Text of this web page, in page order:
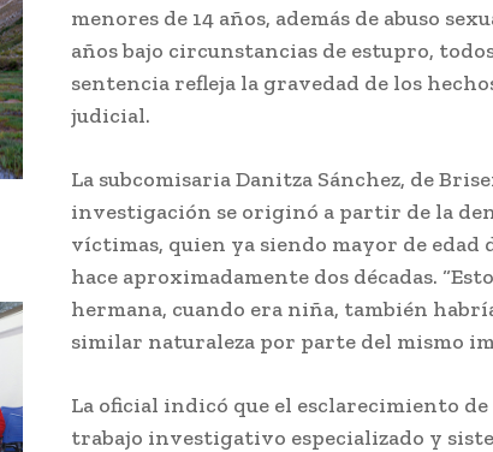
menores de 14 años, además de abuso
años bajo circunstancias de estupro,
sentencia refleja la gravedad de los
judicial.
La subcomisaria Danitza Sánchez, de
investigación se originó a partir de la
víctimas, quien ya siendo mayor de
hace aproximadamente dos décadas.
hermana, cuando era niña, también
similar naturaleza por parte del mismo
La oficial indicó que el esclarecimiento de
trabajo investigativo especializado y